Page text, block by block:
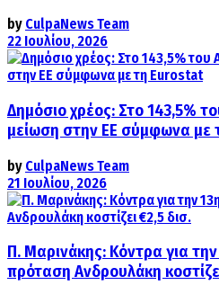
by CulpaNews Team
22 Ιουλίου, 2026
Δημόσιο χρέος: Στο 143,5%
μείωση στην ΕΕ σύμφωνα με
by CulpaNews Team
21 Ιουλίου, 2026
Π. Μαρινάκης: Κόντρα για
πρόταση Ανδρουλάκη